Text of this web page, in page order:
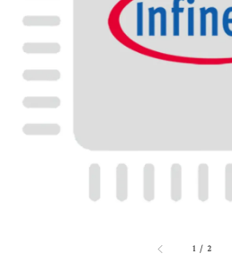
1 / 2